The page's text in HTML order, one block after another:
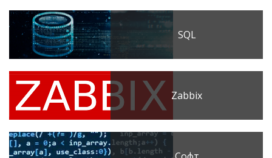
SQL
Zabbix